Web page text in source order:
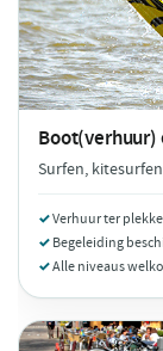
Surfen,
Verhuur ter plekke
Begeleiding
Alle niveaus